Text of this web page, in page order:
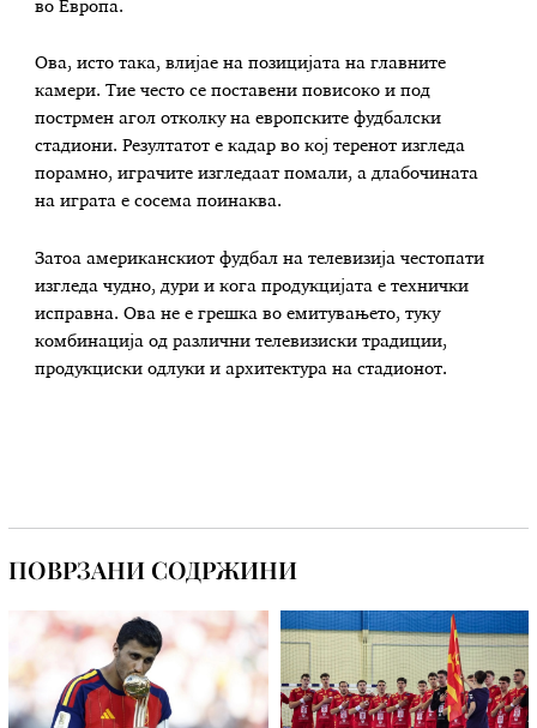
во Европа.
Ова, исто така, влијае на позицијата на главните
камери. Тие често се поставени повисоко и под
пострмен агол отколку на европските фудбалски
стадиони. Резултатот е кадар во кој теренот изгледа
порамно, играчите изгледаат помали, а длабочината
на играта е сосема поинаква.
Затоа американскиот фудбал на телевизија честопати
изгледа чудно, дури и кога продукцијата е технички
исправна. Ова не е грешка во емитувањето, туку
комбинација од различни телевизиски традиции,
продукциски одлуки и архитектура на стадионот.
ПОВРЗАНИ СОДРЖИНИ